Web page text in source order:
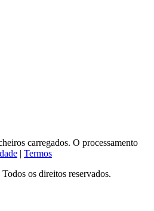
carregados. O processamento
| Termos
os direitos reservados.